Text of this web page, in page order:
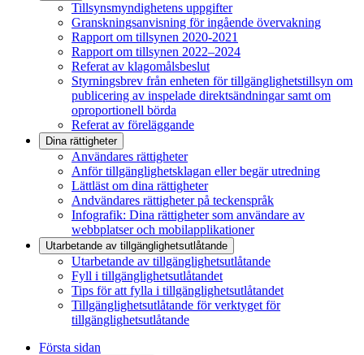
Tillsynsmyndighetens uppgifter
Granskningsanvisning för ingående övervakning
Rapport om tillsynen 2020-2021
Rapport om tillsynen 2022–2024
Referat av klagomålsbeslut
Styrningsbrev från enheten för tillgänglighetstillsyn om
publicering av inspelade direktsändningar samt om
oproportionell börda
Referat av föreläggande
Dina rättigheter
Användares rättigheter
Anför tillgänglighetsklagan eller begär utredning
Lättläst om dina rättigheter
Andvändares rättigheter på teckenspråk
Infografik: Dina rättigheter som användare av
webbplatser och mobilapplikationer
Utarbetande av tillgänglighets­utlåtande
Utarbetande av tillgänglighetsutlåtande
Fyll i tillgänglighetsutlåtandet
Tips för att fylla i tillgänglighetsutlåtandet
Tillgänglighetsutlåtande för verktyget för
tillgänglighetsutlåtande
Första sidan